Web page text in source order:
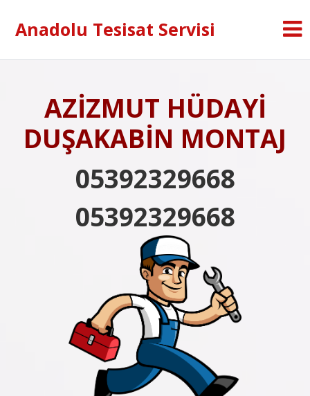
Anadolu Tesisat Servisi
AZİZMUT HÜDAYİ
DUŞAKABİN MONTAJ
05392329668
05392329668